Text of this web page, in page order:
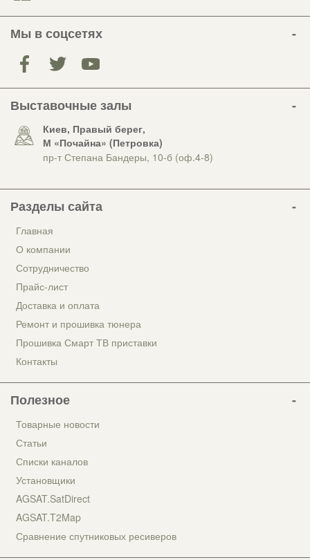
Мы в соцсетях
Выставочные залы
Киев, Правый берег,
М «Почайна» (Петровка)
пр-т Степана Бандеры, 10-б (оф.4-8)
Разделы сайта
Главная
О компании
Сотрудничество
Прайс-лист
Доставка и оплата
Ремонт и прошивка тюнера
Прошивка Смарт ТВ приставки
Контакты
Полезное
Товарные новости
Статьи
Списки каналов
Установщики
AGSAT.SatDirect
AGSAT.T2Map
Сравнение спутниковых ресиверов